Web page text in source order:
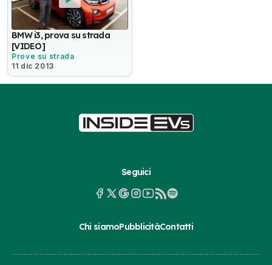
BMW i3, prova su strada
[VIDEO]
Prove su strada
11 dic 2013
Seguici
Chi siamoPubblicitàContatti